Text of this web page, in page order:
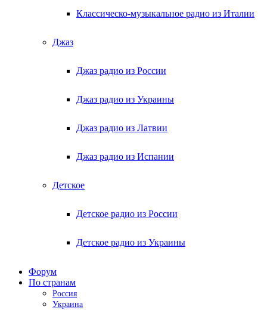
Классическо-музыкальное радио из Италии
Джаз
Джаз радио из России
Джаз радио из Украины
Джаз радио из Латвии
Джаз радио из Испании
Детское
Детское радио из России
Детское радио из Украины
Форум
По странам
Россия
Украина